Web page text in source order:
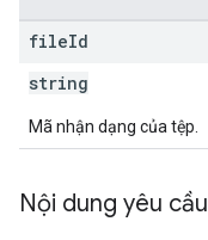
fileId
string
Mã nhận dạng của tệp.
Nội dung yêu cầu